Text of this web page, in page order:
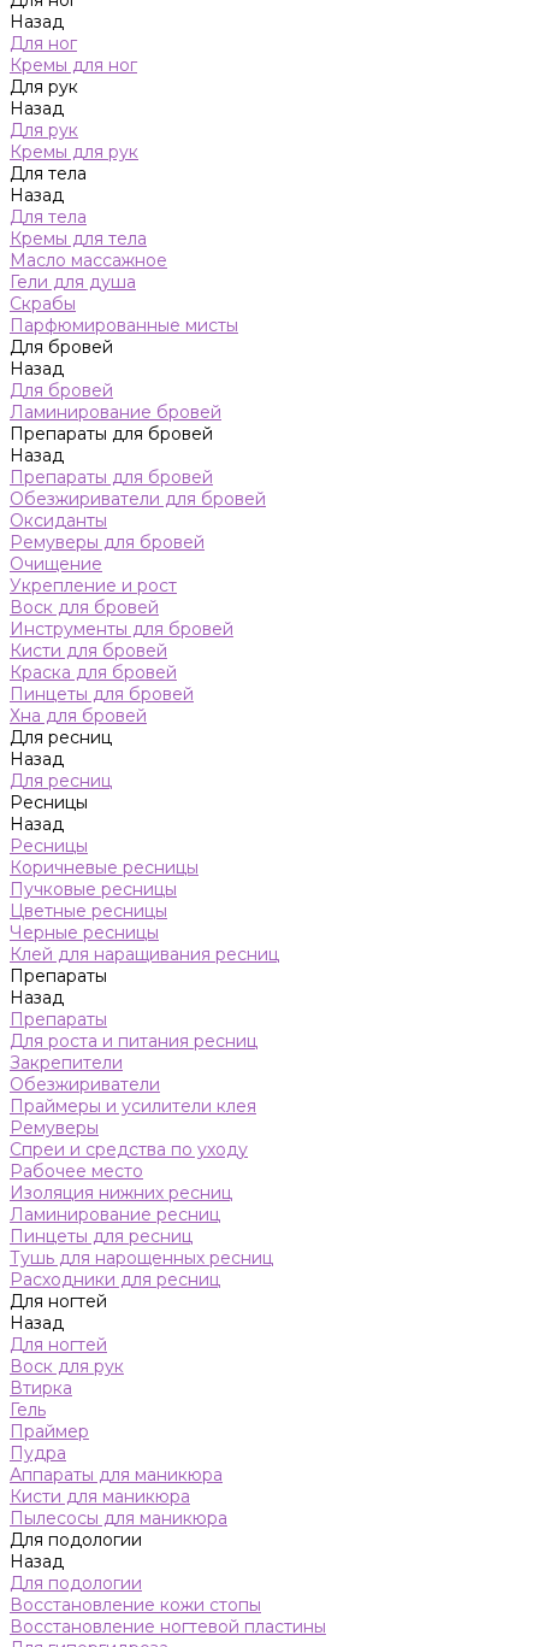
Назад
Для ног
Кремы для ног
Для рук
Назад
Для рук
Кремы для рук
Для тела
Назад
Для тела
Кремы для тела
Масло массажное
Гели для душа
Скрабы
Парфюмированные мисты
Для бровей
Назад
Для бровей
Ламинирование бровей
Препараты для бровей
Назад
Препараты для бровей
Обезжириватели для бровей
Оксиданты
Ремуверы для бровей
Очищение
Укрепление и рост
Воск для бровей
Инструменты для бровей
Кисти для бровей
Краска для бровей
Пинцеты для бровей
Хна для бровей
Для ресниц
Назад
Для ресниц
Ресницы
Назад
Ресницы
Коричневые ресницы
Пучковые ресницы
Цветные ресницы
Черные ресницы
Клей для наращивания ресниц
Препараты
Назад
Препараты
Для роста и питания ресниц
Закрепители
Обезжириватели
Праймеры и усилители клея
Ремуверы
Спреи и средства по уходу
Рабочее место
Изоляция нижних ресниц
Ламинирование ресниц
Пинцеты для ресниц
Тушь для нарощенных ресниц
Расходники для ресниц
Для ногтей
Назад
Для ногтей
Воск для рук
Втирка
Гель
Праймер
Пудра
Аппараты для маникюра
Кисти для маникюра
Пылесосы для маникюра
Для подологии
Назад
Для подологии
Восстановление кожи стопы
Восстановление ногтевой пластины